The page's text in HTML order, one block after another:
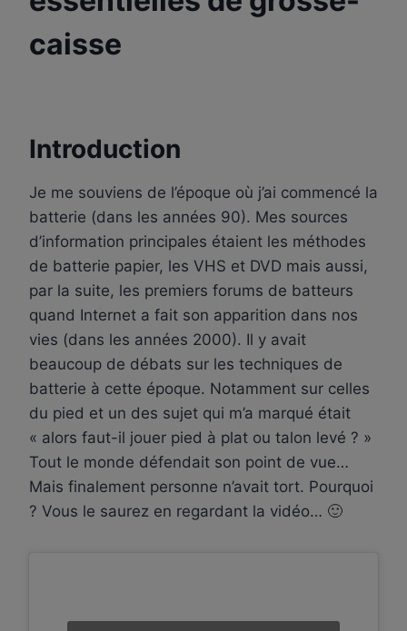
caisse
Introduction
Je me souviens de l’époque où j’ai commencé la
batterie (dans les années 90). Mes sources
d’information principales étaient les méthodes
de batterie papier, les VHS et DVD mais aussi,
par la suite, les premiers forums de batteurs
quand Internet a fait son apparition dans nos
vies (dans les années 2000). Il y avait
beaucoup de débats sur les techniques de
batterie à cette époque. Notamment sur celles
du pied et un des sujet qui m’a marqué était
« alors faut-il jouer pied à plat ou talon levé ? »
Tout le monde défendait son point de vue…
Mais finalement personne n’avait tort. Pourquoi
? Vous le saurez en regardant la vidéo… 🙂